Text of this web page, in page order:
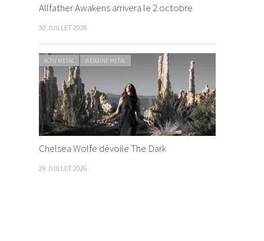
Allfather Awakens arrivera le 2 octobre
30 JUILLET 2026
ACTU METAL WEBZINE METAL
Chelsea Wolfe dévoile The Dark
29 JUILLET 2026